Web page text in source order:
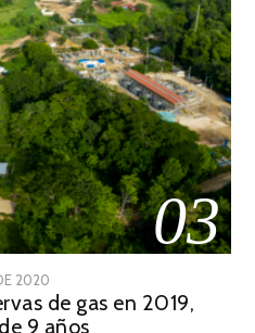
03
2020
DE
JULIO
de gas en 2019,
9 años